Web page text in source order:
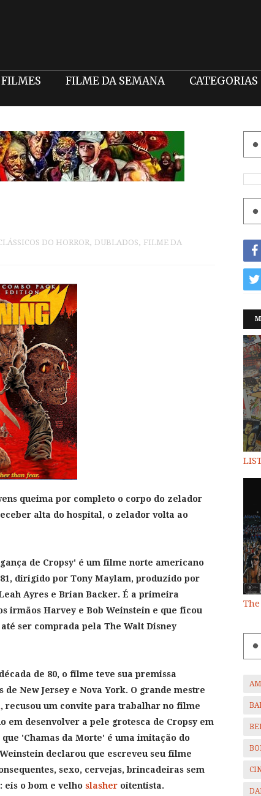
FILME DA SEMANA CATEGORIAS
DO HORROR, DUBLADOS, FILME DA
queima por completo o corpo do zelador
alta do hospital, o zelador volta ao
de Cropsy' é um filme norte americano
dirigido por Tony Maylam, produzido por
Ayres e Brian Backer. É a primeira
irmãos Harvey e Bob Weinstein e que ficou
ser comprada pela The Walt Disney
de 80, o filme teve sua premissa
New Jersey e Nova York. O grande mestre
, recusou um convite para trabalhar no filme
em desenvolver a pele grotesca de Cropsy em
'Chamas da Morte' é uma imitação do
declarou que escreveu seu filme
sexo, cervejas, brincadeiras sem
eis o bom e velho slasher oitentista.